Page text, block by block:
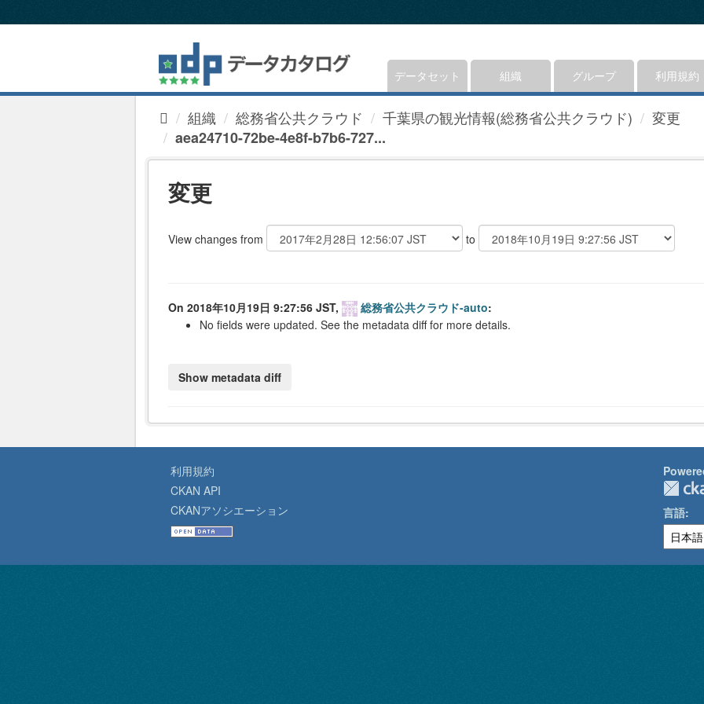
キ
データセット 組織 グループ 利用規約
組織 総務省公共クラウド 千葉県の観光情報(総務省公共クラウド)
変更
aea24710-72be-4e8f-b7b6-727...
変更
View changes from to
On 2018年10月19日 9:27:56 JST, 総務省公共クラウド-auto:
No fields were updated. See the metadata diff for more details.
利用規約
CKAN API
CKANアソシエーション
言語